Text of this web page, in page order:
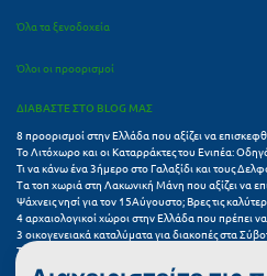
Όλα τα ξενοδοχεία
Όλοι οι προορισμοί
ΔΙΑΒΑΣΤΕ ΣΤΟ BLOG ΜΑΣ
8 προορισμοί στην Ελλάδα που αξίζει να
Το Λιτόχωρο και οι Καταρράκτες του Ενιπέα:
Τι να κάνω ένα 3ήμερο στο Γαλαξίδι και τους
Τα τοπ χωριά στη Λακωνική Μάνη που αξίζει να
Ψάχνεις νησί για τον 15Αύγουστο; Βρες τις
4 αρχαιολογικοί χώροι στην Ελλάδα που πρέπει
3 οικογενειακά καταλύματα για διακοπές στα
Τα 11 καλύτερα καλοκαιρινά resorts στην Ελλάδα
7 μικρά ελληνικά νησιά για αξέχαστες καλοκαιρινές